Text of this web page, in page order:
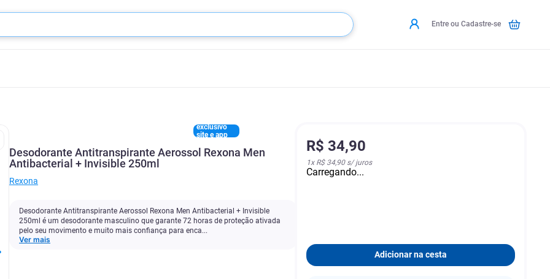
Entre ou Cadastre-se
exclusivo
site e app
Desodorante Antitranspirante Aerossol Rexona Men
Antibacterial + Invisible 250ml
Rexona
Desodorante Antitranspirante Aerossol Rexona Men Antibacterial + Invisible
250ml é um desodorante masculino que garante 72 horas de proteção ativada
pelo seu movimento e muito mais confiança para enca...
Ver mais
R$ 34,90
1x R$ 34,90s/ juros
Carregando...
Adicionar na cesta